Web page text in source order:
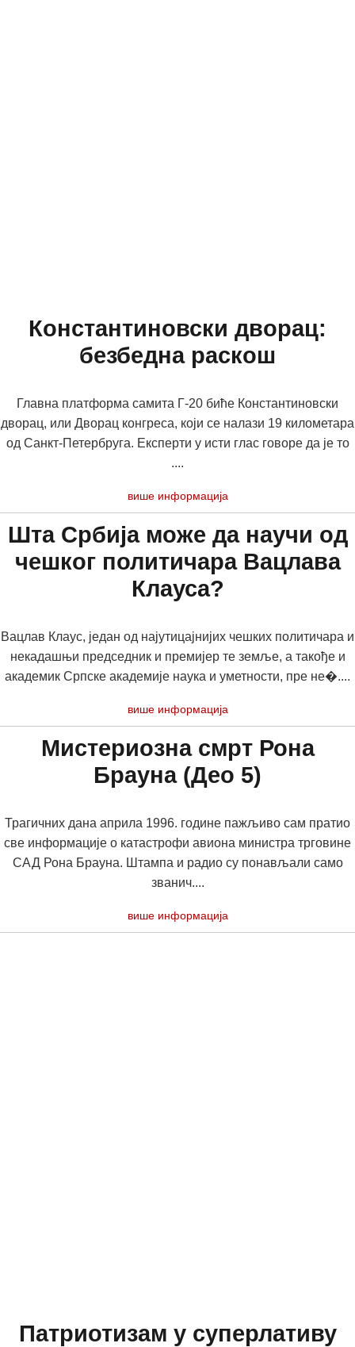
Константиновски дворац:
безбедна раскош
Главна платформа самита Г-20 биће Константиновски
дворац, или Дворац конгреса, који се налази 19 километара
од Санкт-Петербруга. Експерти у исти глас говоре да је то
....
више информација
Шта Србија може да научи од
чешког политичара Вацлава
Клауса?
Вацлав Клаус, један од најутицајнијих чешких политичара и
некадашњи председник и премијер те земље, а такође и
академик Српске академије наука и уметности, пре не�....
више информација
Мистериозна смрт Рона
Брауна (Део 5)
Трагичних дана априла 1996. године пажљиво сам пратио
све информације о катастрофи авиона министра трговине
САД Рона Брауна. Штампа и радио су понављали само
званич....
више информација
Патриотизам у суперлативу